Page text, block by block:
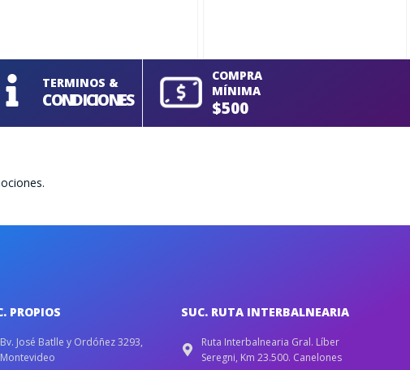
TERMINOS &
CONDICIONES
COMPRA
MÍNIMA
$500
PROPIOS
Bv. José Batlle y Ordóñez 3293,
Montevideo
SUC. RUTA INTERBALNEARIA
Ruta Interbalnearia Gral. Líber
Seregni, Km 23.500. Canelones